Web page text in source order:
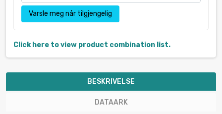
Varsle meg når tilgjengelig
Click here to view product combination list.
BESKRIVELSE
DATAARK